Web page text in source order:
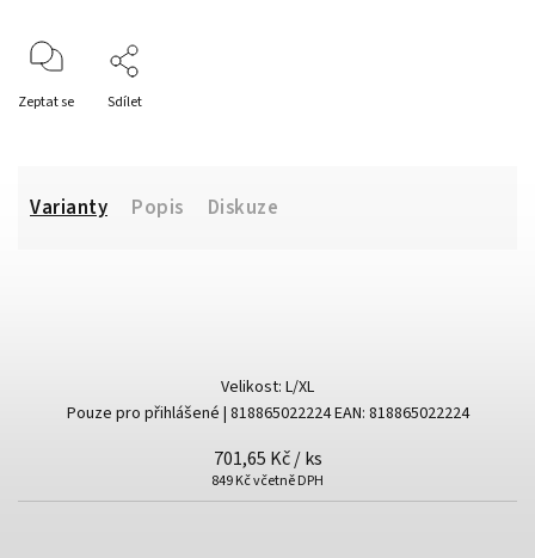
Zeptat se Sdílet
Varianty Popis Diskuze
Velikost: L/XL
Pouze pro přihlášené | 818865022224EAN: 818865022224
701,65 Kč/ ks
849 Kč včetně DPH